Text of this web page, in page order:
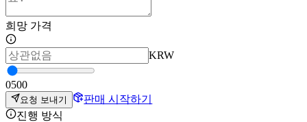
희망 가격
KRW
0500
요청 보내기
판매 시작하기
진행 방식